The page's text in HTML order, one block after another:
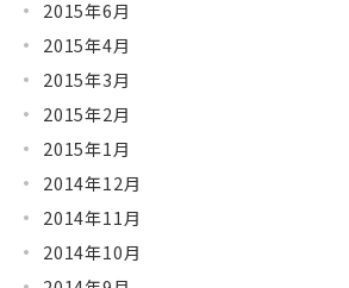
2015年6月
2015年4月
2015年3月
2015年2月
2015年1月
2014年12月
2014年11月
2014年10月